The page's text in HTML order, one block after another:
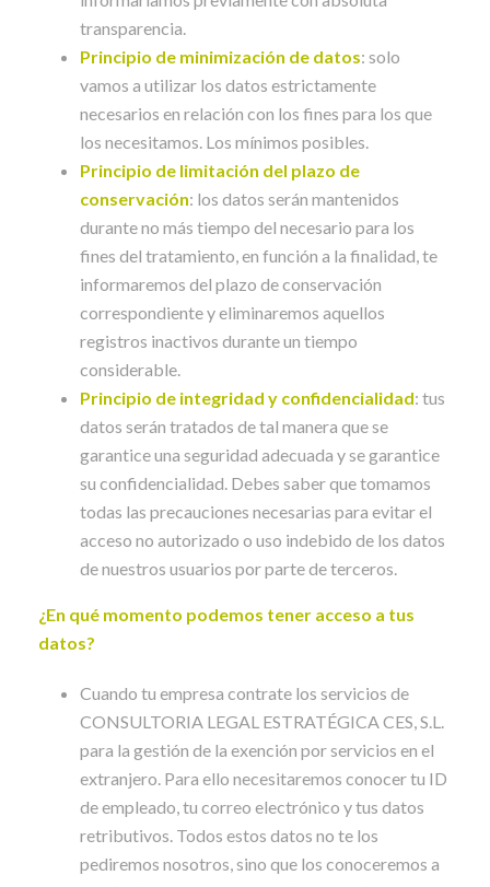
transparencia.
Principio de minimización de datos: solo
vamos a utilizar los datos estrictamente
necesarios en relación con los fines para los que
los necesitamos. Los mínimos posibles.
Principio de limitación del plazo de
conservación: los datos serán mantenidos
durante no más tiempo del necesario para los
fines del tratamiento, en función a la finalidad, te
informaremos del plazo de conservación
correspondiente y eliminaremos aquellos
registros inactivos durante un tiempo
considerable.
Principio de integridad y confidencialidad: tus
datos serán tratados de tal manera que se
garantice una seguridad adecuada y se garantice
su confidencialidad. Debes saber que tomamos
todas las precauciones necesarias para evitar el
acceso no autorizado o uso indebido de los datos
de nuestros usuarios por parte de terceros.
¿En qué momento podemos tener acceso a tus
datos?
Cuando tu empresa contrate los servicios de
CONSULTORIA LEGAL ESTRATÉGICA CES, S.L.
para la gestión de la exención por servicios en el
extranjero. Para ello necesitaremos conocer tu ID
de empleado, tu correo electrónico y tus datos
retributivos. Todos estos datos no te los
pediremos nosotros, sino que los conoceremos a